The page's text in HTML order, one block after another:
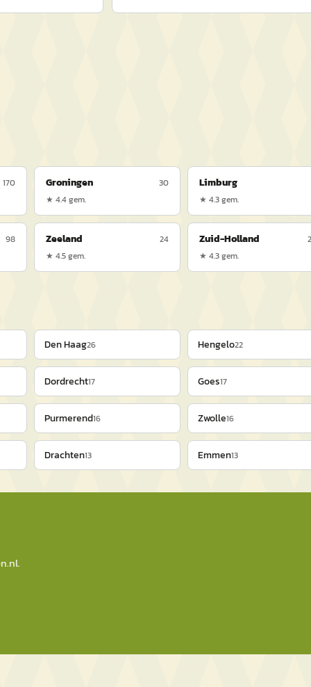
170 Groningen
30
★ 4.4gem.
Limburg
★ 4.3gem.
98 Zeeland
24
★ 4.5gem.
Zuid-Holland
★ 4.3gem.
Den Haag26 Hengelo22
Dordrecht17 Goes17
Purmerend16 Zwolle16
Drachten13 Emmen13
.